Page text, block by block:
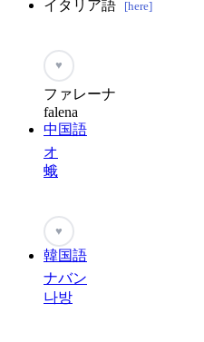
イタリア語 [here]
♥
ファレーナ
falena
中国語
オ
蛾
♥
韓国語
ナバン
나방